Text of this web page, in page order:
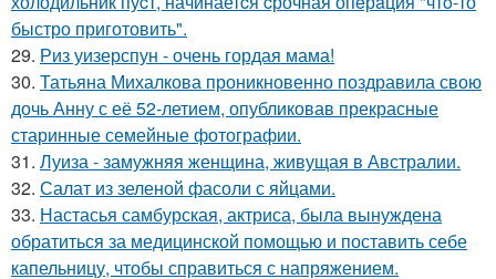
быстро приготовить".
29. Риз уизерспун - очень гордая мама!
30. Татьяна Михалкова проникновенно поздравила свою
дочь Анну с её 52-летием, опубликовав прекрасные
старинные семейные фотографии.
31. Луиза - замужняя женщина, живущая в Австралии.
32. Салат из зеленой фасоли с яйцами.
33. Настасья самбурская, актриса, была вынуждена
обратиться за медицинской помощью и поставить себе
капельницу, чтобы справиться с напряжением.